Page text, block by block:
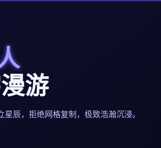
游
辰，拒绝网格复制，极致浩瀚沉浸。